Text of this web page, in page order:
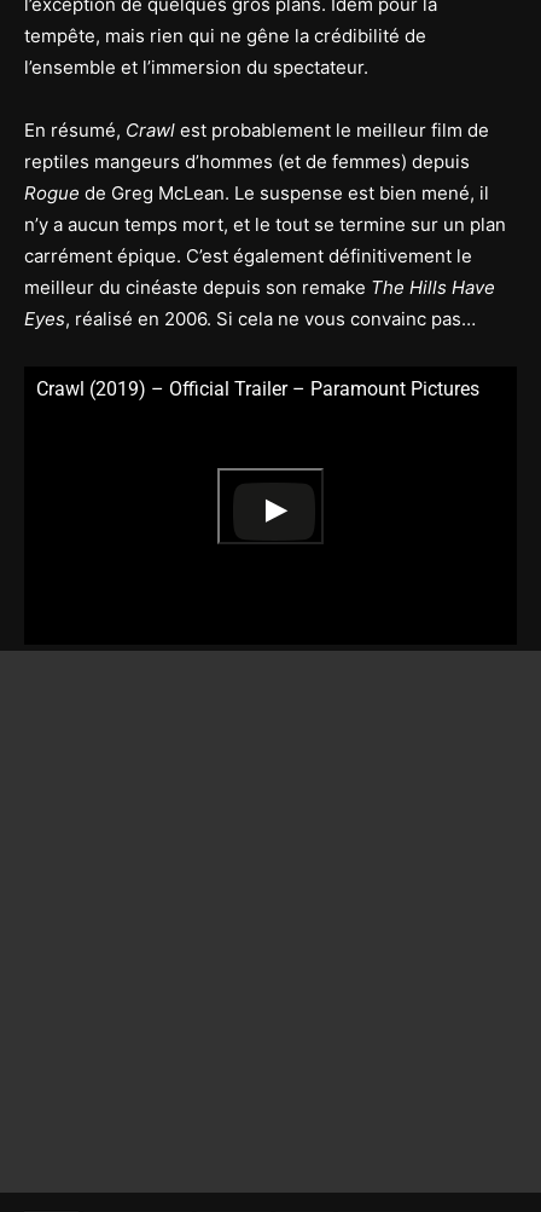
tempête, mais rien qui ne gêne la crédibilité de
l’ensemble et l’immersion du spectateur.
En résumé, Crawl est probablement le meilleur film de
reptiles mangeurs d’hommes (et de femmes) depuis
Rogue de Greg McLean. Le suspense est bien mené, il
n’y a aucun temps mort, et le tout se termine sur un plan
carrément épique. C’est également définitivement le
meilleur du cinéaste depuis son remake The Hills Have
Eyes, réalisé en 2006. Si cela ne vous convainc pas…
Crawl (2019) – Official Trailer – Paramount Pictures